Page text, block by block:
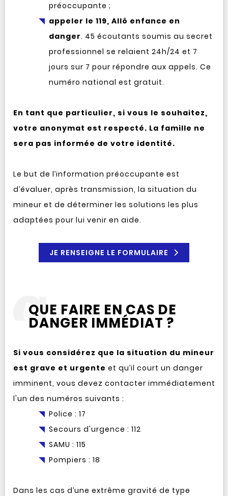
préoccupante ;
appeler le 119, Allô enfance en
danger. 45 écoutants soumis au secret
professionnel se relaient 24h/24 et 7
jours sur 7 pour répondre aux appels. Ce
numéro national est gratuit.
En tant que particulier, si vous le souhaitez,
votre anonymat est respecté. La famille ne
sera pas informée de votre identité.
Le but de l’information préoccupante est
d’évaluer, après transmission, la situation du
mineur et de déterminer les solutions les plus
adaptées pour lui venir en aide.
JE RENSEIGNE LE FORMULAIRE
QUE FAIRE EN CAS DE
DANGER IMMÉDIAT ?
Si vous considérez que la situation du mineur
est grave et urgente et qu’il court un danger
imminent, vous devez contacter immédiatement
l'un des numéros suivants :
Police : 17
Secours d'urgence : 112
SAMU : 115
Pompiers : 18
Dans les cas d’une extrême gravité de type